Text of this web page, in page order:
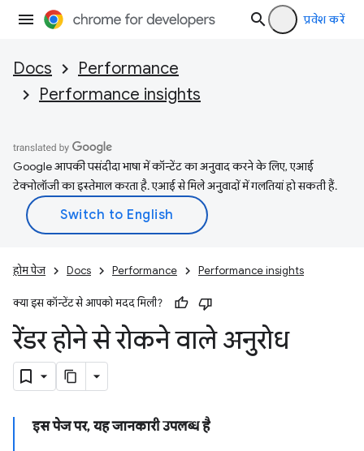
प्रवेश करें
Docs
Performance
Performance insights
Google आपकी पसंदीदा भाषा में कॉन्टेंट का अनुवाद करने के लिए, एआई
टेक्नोलॉजी का इस्तेमाल करता है. एआई से मिले अनुवादों में गलतियां हो सकती हैं.
होम पेज Docs Performance Performance insights
क्या इस कॉन्टेंट से आपको मदद मिली?
रेंडर होने से रोकने वाले अनुरोध
इस पेज पर, यह जानकारी उपलब्ध है